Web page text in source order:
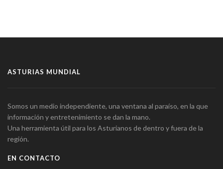
ASTURIAS MUNDIAL
Somos un medio independiente, una ventana al paraíso, en la que
información y entretenimiento se dan la mano.
Una herramienta útil para los Asturianos de dentro y fuera de la
región.
EN CONTACTO